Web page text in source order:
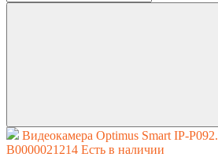
Видеокамера Optimus Smart IP-
В0000021214 Есть в наличии